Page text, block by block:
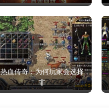
热血传奇：为何玩家会选择
非